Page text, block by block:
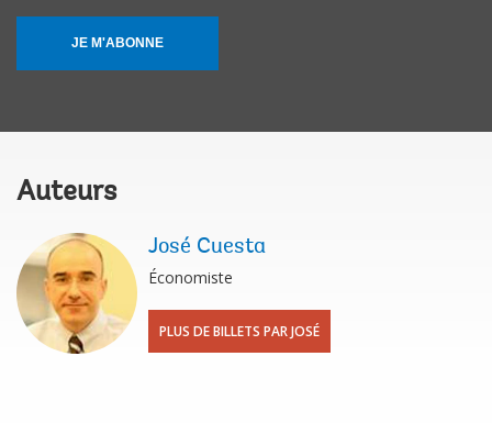
JE M'ABONNE
Auteurs
José Cuesta
Économiste
PLUS DE BILLETS PAR JOSÉ